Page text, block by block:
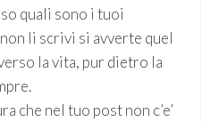
quali sono i tuoi
li scrivi si avverte quel
la vita, pur dietro la
che nel tuo post non c’e’